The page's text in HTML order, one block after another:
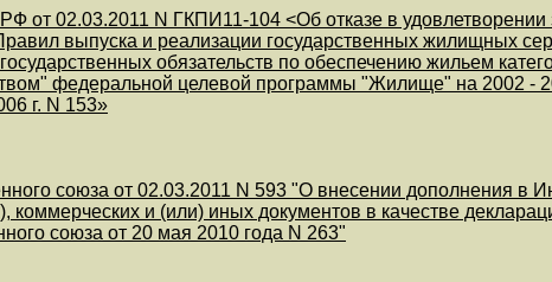
от 02.03.2011 N ГКПИ11-104 <Об отказе в удовлетворении
выпуска и реализации государственных жилищных
обязательств по обеспечению жильем
федеральной целевой программы "Жилище" на 2002 -
г. N 153»
союза от 02.03.2011 N 593 "О внесении дополнения в
коммерческих и (или) иных документов в качестве
союза от 20 мая 2010 года N 263"